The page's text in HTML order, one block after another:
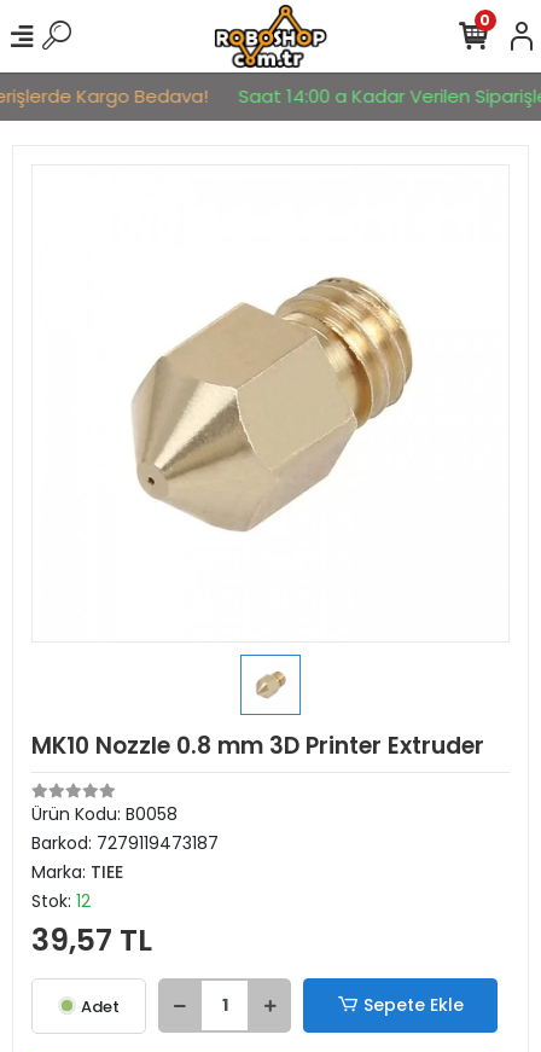
Kargo Bedava! Saat 14:00 a Kadar Verilen
0
MK10 Nozzle 0.8 mm 3D Printer Extruder
Ürün Kodu: B0058
Barkod: 7279119473187
Marka: TIEE
Stok: 12
39,57 TL
Adet Sepete Ekle